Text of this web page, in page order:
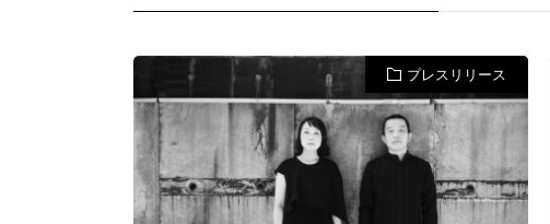
プレスリリース